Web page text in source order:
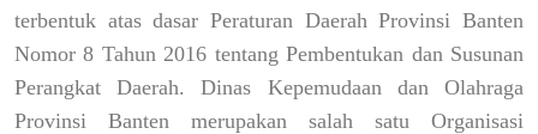
terbentuk atas dasar Peraturan Daerah Provinsi Banten
Nomor 8 Tahun 2016 tentang Pembentukan dan Susunan
Perangkat Daerah. Dinas Kepemudaan dan Olahraga
Provinsi Banten merupakan salah satu Organisasi